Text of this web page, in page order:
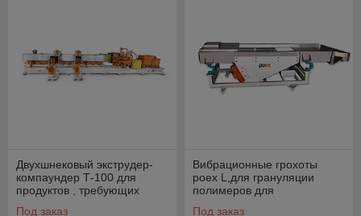
Двухшнековый экструдер-
компаундер Т-100 для
продуктов , требующих
Под заказ
Вибрационные грохоты
poex L,для грануляции
полимеров для
Под заказ